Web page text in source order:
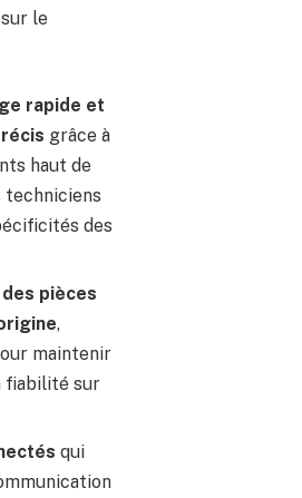
le
rapide et
grâce à
haut de
techniciens
des
pièces
,
maintenir
fiabilité sur
qui